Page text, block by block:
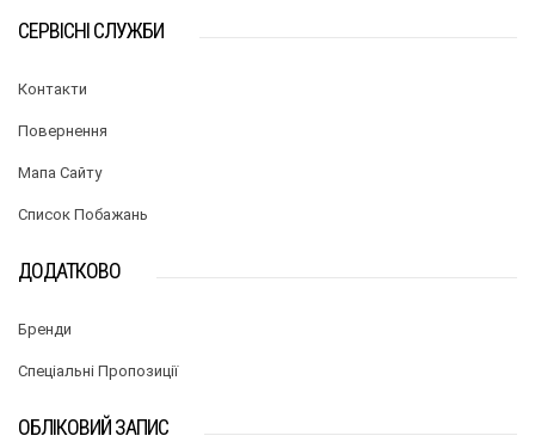
СЕРВІСНІ СЛУЖБИ
Контакти
Повернення
Мапа Сайту
Список Побажань
ДОДАТКОВО
Бренди
Спеціальні Пропозиції
ОБЛІКОВИЙ ЗАПИС